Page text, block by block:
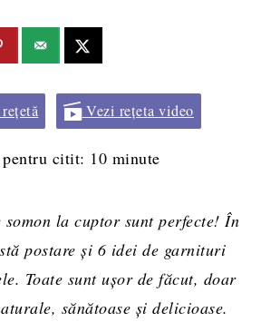
Vezi rețeta video
citit: 10 minute
somon la cuptor sunt perfecte! În
postare și 6 idei de garnituri
Toate sunt ușor de făcut, doar
sănătoase și delicioase.